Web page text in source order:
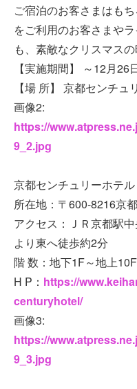
ご宿泊のお客さまはも
をご利用のお客さまや
も、素敵なクリスマス
【実施期間】 ～12月26
【場 所】 京都センチ
画像2:
https://
9_2.jpg
京都センチュリーホテル
所在地：〒600-8216京
アクセス：ＪＲ京都駅
より東へ徒歩約2分
階 数：地下1F～地上
H P： https://
centuryhotel/
画像3:
https://
9_3.jpg